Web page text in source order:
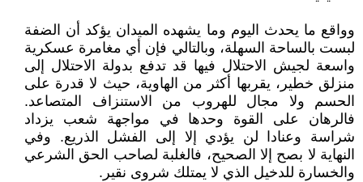
وواقع ما يحدث اليوم وما يشهده الميدان يؤكد أن الضفة
لبست بالساحة السهلة، وبالتالي فإن أي مغامرة عسكرية
واسعة لجيش الاحتلال فيها قد تدفع بدولة الاحتلال إلى
منزلق خطير، يقربها أكثر من الهاوية، حيث لا قدرة على
الحسم ولا مجال للهروب من الاستنزاف المتصاعد.
فالرهان على القوة وحدها في مواجهة شعب يزداد
شراسة وعنادا لن يؤدي إلا إلى الفشل الذريع. وفي
النهاية لا بصح إلا الصحيح، فالغلبة لصاحب الحق الشرعي
والخسارة للدخيل الذي لا يمتلك شروى نقير.